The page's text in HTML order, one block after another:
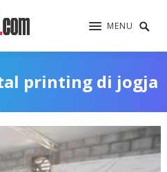
MENU
printing di jogja